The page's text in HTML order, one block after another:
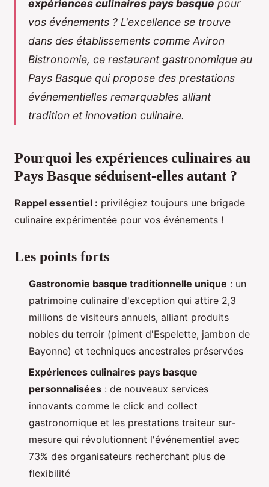
expériences culinaires pays basque pour
vos événements ? L'excellence se trouve
dans des établissements comme Aviron
Bistronomie, ce restaurant gastronomique au
Pays Basque qui propose des prestations
événementielles remarquables alliant
tradition et innovation culinaire.
Pourquoi les expériences culinaires au
Pays Basque séduisent-elles autant ?
Rappel essentiel : privilégiez toujours une brigade
culinaire expérimentée pour vos événements !
Les points forts
Gastronomie basque traditionnelle unique : un
patrimoine culinaire d'exception qui attire 2,3
millions de visiteurs annuels, alliant produits
nobles du terroir (piment d'Espelette, jambon de
Bayonne) et techniques ancestrales préservées
Expériences culinaires pays basque
personnalisées : de nouveaux services
innovants comme le click and collect
gastronomique et les prestations traiteur sur-
mesure qui révolutionnent l'événementiel avec
73% des organisateurs recherchant plus de
flexibilité